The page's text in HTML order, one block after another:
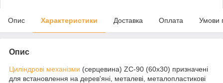
Опис Характеристики Доставка Оплата Умови
Опис
Циліндрові механізми (серцевина) ZC-90 (60x30) призначені
для встановлення на дерев'яні, металеві, металопластикові